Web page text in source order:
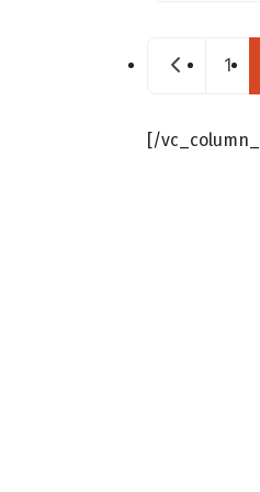
Posts
1
[/